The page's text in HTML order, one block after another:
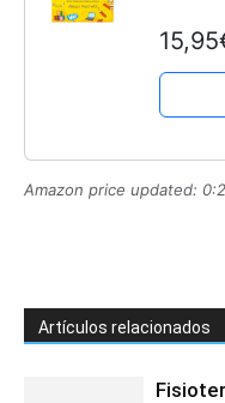
Amazon price updated:
Artículos relacionados